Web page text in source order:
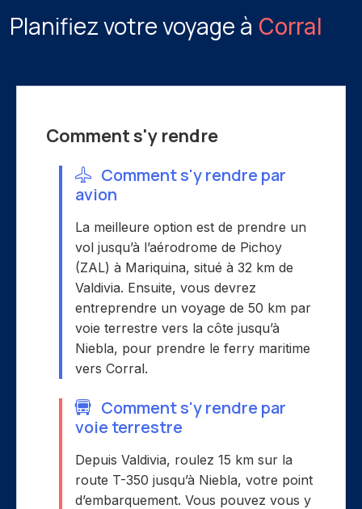
Planifiez votre voyage à Corral
Comment s'y rendre
Comment s'y rendre par
avion
La meilleure option est de prendre un
vol jusqu’à l’aérodrome de Pichoy
(ZAL) à Mariquina, situé à 32 km de
Valdivia. Ensuite, vous devrez
entreprendre un voyage de 50 km par
voie terrestre vers la côte jusqu’à
Niebla, pour prendre le ferry maritime
vers Corral.
Comment s'y rendre par
voie terrestre
Depuis Valdivia, roulez 15 km sur la
route T-350 jusqu’à Niebla, votre point
d’embarquement. Vous pouvez vous y